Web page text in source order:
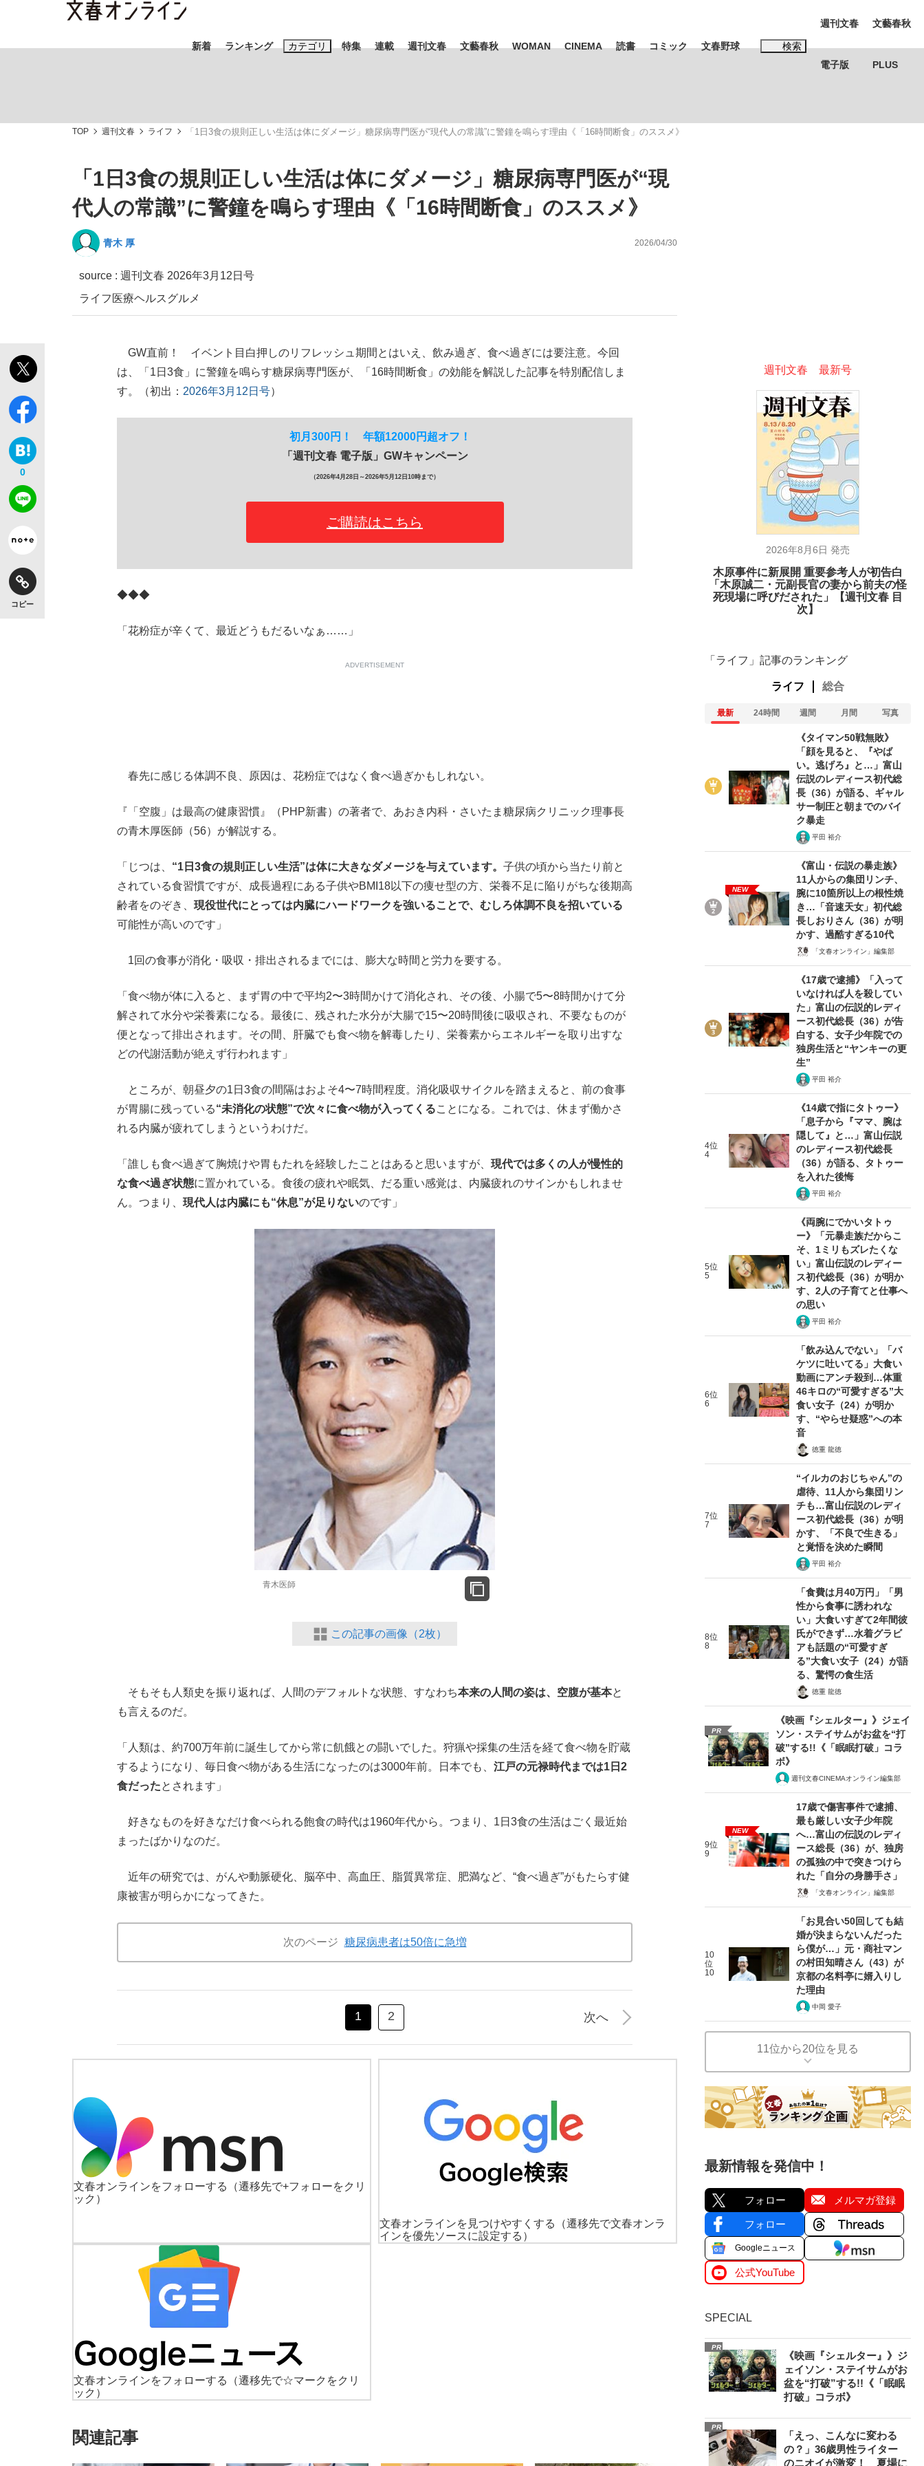
新着 ランキング カテゴリ
「敗因分析は一切聞かれなかった」侍ジャパン選手が証言した“NPB聞... 「クマが悪者扱いされているのが悲しい」『北の国から』倉本聰氏（91...
「目標達成できなかったからと言って…」サッカー日本代表・森保一監督...
特集
観る将棋、読む将棋
いまさら聞けない資産運用のすべて
連載 週刊文春 文藝春秋 WOMAN CINEMA 読書 コミック 文春野球 検索
おすすめのキーワードタグ一覧
#藤田晋 #三山凌輝 #高市早苗 #後藤真希 #森岡毅 #城彰二 #内田有紀
#松田聖子
#玉木雄一郎
#亀和田武
週刊文春
電子版
文藝春秋
PLUS
TOP 週刊文春 ライフ 「1日3食の規則正しい生活は体にダメージ」糖尿病専門医が“現代人の常識”に警鐘を鳴らす理由《「16時間断食」のススメ》
「1日3食の規則正しい生活は体にダメージ」糖尿病専門医が“現
代人の常識”に警鐘を鳴らす理由《「16時間断食」のススメ》
青木 厚 2026/04/30
source : 週刊文春 2026年3月12日号
ライフ 医療ヘルスグルメ
0
コピー
GW直前！ イベント目白押しのリフレッシュ期間とはいえ、飲み過ぎ、食べ過ぎには要注意。今回
は、「1日3食」に警鐘を鳴らす糖尿病専門医が、「16時間断食」の効能を解説した記事を特別配信しま
す。（初出： 2026年3月12日号）
初月300円！ 年額12000円超オフ！
「週刊文春 電子版」GWキャンペーン
（2026年4月28日～2026年5月12日10時まで）
ご購読はこちら
◆◆◆
「花粉症が辛くて、最近どうもだるいなぁ……」
ADVERTISEMENT
春先に感じる体調不良、原因は、花粉症ではなく食べ過ぎかもしれない。
『「空腹」は最高の健康習慣』（PHP新書）の著者で、あおき内科・さいたま糖尿病クリニック理事長
の青木厚医師（56）が解説する。
「じつは、 “1日3食の規則正しい生活”は体に大きなダメージを与えています。 子供の頃から当たり前と
されている食習慣ですが、成長過程にある子供やBMI18以下の痩せ型の方、栄養不足に陥りがちな後期高
齢者をのぞき、 現役世代にとっては内臓にハードワークを強いることで、むしろ体調不良を招いている
可能性が高いのです」
1回の食事が消化・吸収・排出されるまでには、膨大な時間と労力を要する。
「食べ物が体に入ると、まず胃の中で平均2〜3時間かけて消化され、その後、小腸で5〜8時間かけて分
解されて水分や栄養素になる。最後に、残された水分が大腸で15〜20時間後に吸収され、不要なものが
便となって排出されます。その間、肝臓でも食べ物を解毒したり、栄養素からエネルギーを取り出すな
どの代謝活動が絶えず行われます」
ところが、朝昼夕の1日3食の間隔はおよそ4〜7時間程度。消化吸収サイクルを踏まえると、前の食事
が胃腸に残っている“未消化の状態”で次々に食べ物が入ってくることになる。これでは、休まず働かさ
れる内臓が疲れてしまうというわけだ。
「誰しも食べ過ぎて胸焼けや胃もたれを経験したことはあると思いますが、 現代では多くの人が慢性的
な食べ過ぎ状態に置かれている。食後の疲れや眠気、だる重い感覚は、内臓疲れのサインかもしれませ
ん。つまり、 現代人は内臓にも“休息”が足りないのです」
青木医師
この記事の画像（2枚）
そもそも人類史を振り返れば、人間のデフォルトな状態、すなわち本来の人間の姿は、空腹が基本と
も言えるのだ。
「人類は、約700万年前に誕生してから常に飢餓との闘いでした。狩猟や採集の生活を経て食べ物を貯蔵
するようになり、毎日食べ物がある生活になったのは3000年前。日本でも、 江戸の元禄時代までは1日2
食だったとされます」
好きなものを好きなだけ食べられる飽食の時代は1960年代から。つまり、1日3食の生活はごく最近始
まったばかりなのだ。
近年の研究では、がんや動脈硬化、脳卒中、高血圧、脂質異常症、肥満など、“食べ過ぎ”がもたらす健
康被害が明らかになってきた。
次のページ 糖尿病患者は50倍に急増
1 2 次へ
文春オンラインをフォローする
（遷移先で+フォローをクリ
ック）
文春オンラインを見つけやすくする
（遷移先で文春オンラ
インを優先ソースに設定する）
文春オンラインをフォローする
（遷移先で☆マークをクリ
ック）
関連記事
週刊文春 最新号
2026年8月6日 発売
木原事件に新展開 重要参考人が初告白
「木原誠二・元副長官の妻から前夫の怪
死現場に呼びだされた」【週刊文春 目
次】
「ライフ」記事のランキング
ライフ 総合
最新 24時間 週間 月間 写真
《タイマン50戦無敗》
「顔を見ると、『やば
い。逃げろ』と…」富山
伝説のレディース初代総
長（36）が語る、ギャル
サー制圧と朝までのバイ
ク暴走
平田 裕介
NEW
《富山・伝説の暴走族》
11人からの集団リンチ、
腕に10箇所以上の根性焼
き…「音速天女」初代総
長しおりさん（36）が明
かす、過酷すぎる10代
「文春オンライン」編集部
《17歳で逮捕》「入って
いなければ人を殺してい
た」富山の伝説的レディ
ース初代総長（36）が告
白する、女子少年院での
独房生活と“ヤンキーの更
生”
平田 裕介
4位
4
《14歳で指にタトゥー》
「息子から『ママ、腕は
隠して』と…」富山伝説
のレディース初代総長
（36）が語る、タトゥー
を入れた後悔
平田 裕介
5位
5
《両腕にでかいタトゥ
ー》「元暴走族だからこ
そ、1ミリもズレたくな
い」富山伝説のレディー
ス初代総長（36）が明か
す、2人の子育てと仕事へ
の思い
平田 裕介
6位
6
「飲み込んでない」「バ
ケツに吐いてる」大食い
動画にアンチ殺到…体重
46キロの“可愛すぎる”大
食い女子（24）が明か
す、“やらせ疑惑”への本
音
徳重 龍徳
7位
7
“イルカのおじちゃん”の
虐待、11人から集団リン
チも…富山伝説のレディ
ース初代総長（36）が明
かす、「不良で生きる」
と覚悟を決めた瞬間
平田 裕介
8位
8
「食費は月40万円」「男
性から食事に誘われな
い」大食いすぎて2年間彼
氏ができず…水着グラビ
アも話題の“可愛すぎ
る”大食い女子（24）が語
る、驚愕の食生活
徳重 龍徳
PR
《映画『シェルター』》ジェイ
ソン・ステイサムがお盆を“打
破”する!!《「眠眠打破」コラ
ボ》
週刊文春CINEMAオンライン編集部
9位
9
NEW
17歳で傷害事件で逮捕、
最も厳しい女子少年院
へ…富山の伝説のレディ
ース総長（36）が、独房
の孤独の中で突きつけら
れた「自分の身勝手さ」
「文春オンライン」編集部
10
位
10
「お見合い50回しても結
婚が決まらないんだった
ら僕が…」元・商社マン
の村田知晴さん（43）が
京都の名料亭に婿入りし
た理由
中岡 愛子
11位から20位を見る
最新情報を発信中！
フォロー メルマガ登録
フォロー
Googleニュース
公式YouTube
SPECIAL
PR
《映画『シェルター』》ジ
ェイソン・ステイサムがお
盆を“打破”する!!《「眠眠
打破」コラボ》
PR
「えっ、こんなに変わる
の？」36歳男性ライター
のニオイが激変！ 夏場に